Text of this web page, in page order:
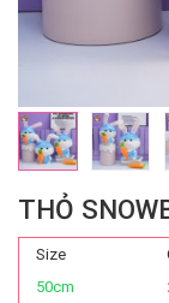
THỎ
Size
50cm